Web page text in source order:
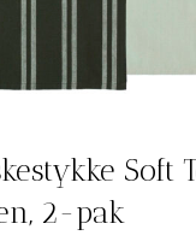
Soft
2-pak